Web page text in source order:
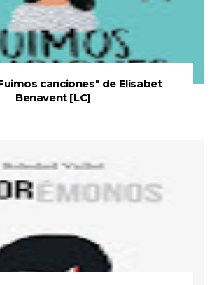
canciones" de Elísabet
Benavent [LC]